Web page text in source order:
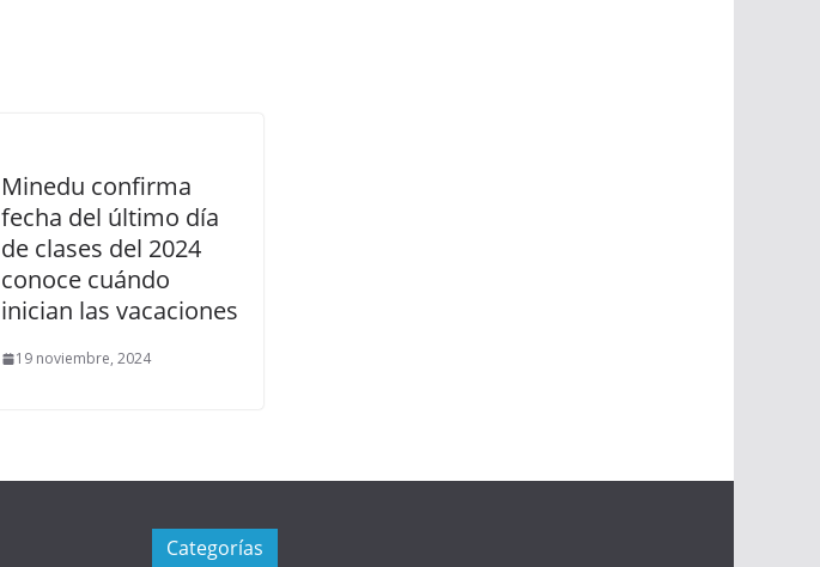
Minedu confirma
fecha del último día
de clases del 2024
conoce cuándo
inician las vacaciones
19 noviembre, 2024
Categorías